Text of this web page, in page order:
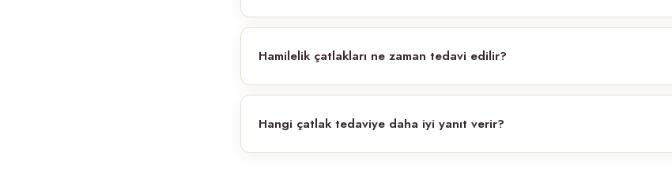
Hamilelik çatlakları ne zaman tedavi edilir?
Hangi çatlak tedaviye daha iyi yanıt verir?